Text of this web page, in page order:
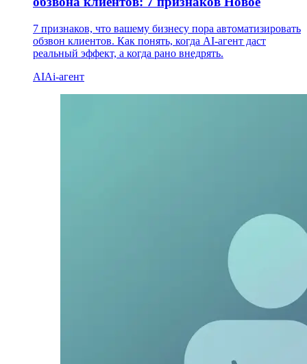
7 признаков, что вашему бизнесу пора автоматизировать
обзвон клиентов. Как понять, когда AI-агент даст
реальный эффект, а когда рано внедрять.
AIAi-агент